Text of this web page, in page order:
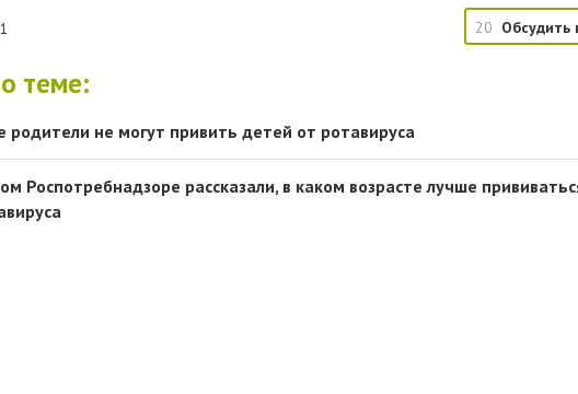
1 20 Обсудить
теме:
родители не могут привить детей от ротавируса
Роспотребнадзоре рассказали, в каком возрасте лучше